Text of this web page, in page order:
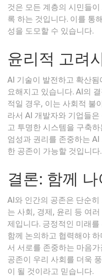
것은 모든 계층의 시민들
록 하는 것입니다. 이를 통
성을 도모할 수 있습니다.
윤리적 고려
AI 기술이 발전하고 확산
요해지고 있습니다. AI의
적일 경우, 이는 사회적 불
라서 AI 개발자와 기업들
고 투명한 시스템을 구축
엄성과 권리를 존중하는
한 공존이 가능할 것입니다.
결론: 함께
AI와 인간의 공존은 단순
는 사회, 경제, 윤리 등 여
제입니다. 긍정적인 미래
함께 논의하고 협력해야
서 서로를 존중하는 마음
공존이 우리 사회를 더욱
이 될 것이라고 믿습니다.